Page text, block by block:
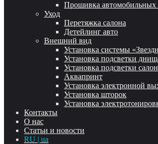
Прошивка автомобильных
Уход
Перетяжка салона
Детейлинг авто
Внешний вид
Установка системы
Установка подсветки
Установка подсветки
Аквапринт
Установка электронной
Установка шторок
Установка
Контакты
О нас
Статьи и новости
RU | ua